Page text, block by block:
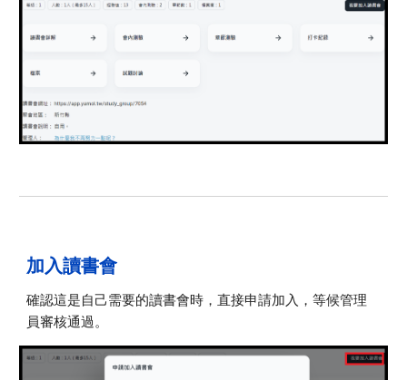
加入讀書會
確認這是自己需要的讀書會時，直接申請加入，等候管理
員審核通過。